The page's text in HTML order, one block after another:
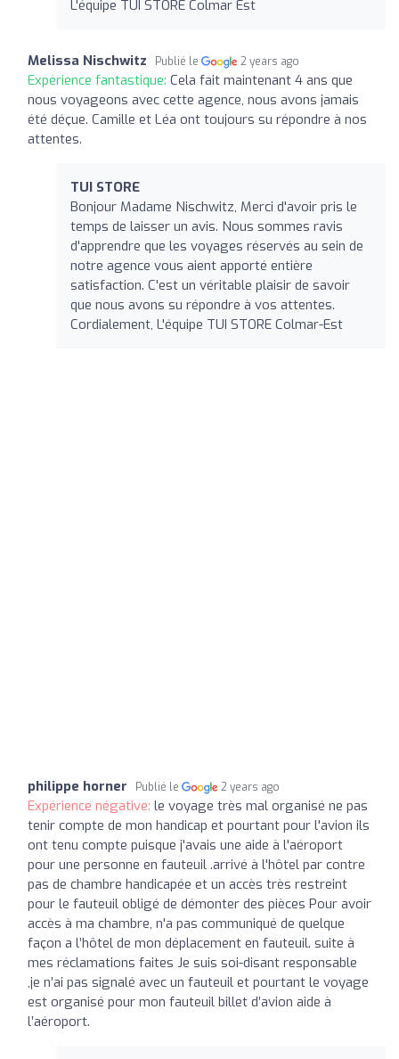
L'équipe TUI STORE Colmar Est
Melissa Nischwitz Publié le 2 years ago
Expérience fantastique: Cela fait maintenant 4 ans que
nous voyageons avec cette agence, nous avons jamais
été déçue. Camille et Léa ont toujours su répondre à nos
attentes.
TUI STORE
Bonjour Madame Nischwitz, Merci d'avoir pris le
temps de laisser un avis. Nous sommes ravis
d'apprendre que les voyages réservés au sein de
notre agence vous aient apporté entière
satisfaction. C'est un véritable plaisir de savoir
que nous avons su répondre à vos attentes.
Cordialement, L'équipe TUI STORE Colmar-Est
philippe horner Publié le 2 years ago
Expérience négative: le voyage très mal organisé ne pas
tenir compte de mon handicap et pourtant pour l'avion ils
ont tenu compte puisque j'avais une aide à l'aéroport
pour une personne en fauteuil .arrivé à l'hôtel par contre
pas de chambre handicapée et un accès très restreint
pour le fauteuil obligé de démonter des pièces Pour avoir
accès à ma chambre, n'a pas communiqué de quelque
façon a l’hôtel de mon déplacement en fauteuil. suite à
mes réclamations faites Je suis soi-disant responsable
,je n’ai pas signalé avec un fauteuil et pourtant le voyage
est organisé pour mon fauteuil billet d’avion aide à
l’aéroport.